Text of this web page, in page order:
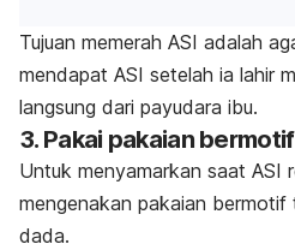
Tujuan memerah ASI adalah
mendapat ASI setelah ia lahir
langsung dari payudara ibu.
3. Pakai pakaian bermotif
Untuk menyamarkan saat ASI
mengenakan pakaian bermotif
dada.